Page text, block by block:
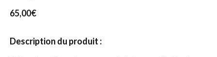
65,00€
Description du produit :